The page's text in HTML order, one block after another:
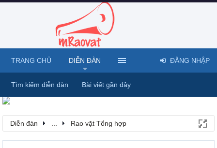
Diễn đàn Rao vặt Tổng hợp
TRANG CHỦ DIỄN ĐÀN
Tìm kiếm diễn đàn Bài viết gần đây
ĐĂNG NHẬP